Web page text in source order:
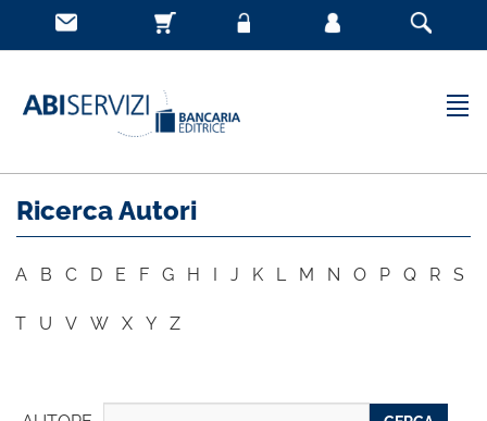
Ricerca Autori
A B C D E F G H I J K L M N O P Q R S
T U V W X Y Z